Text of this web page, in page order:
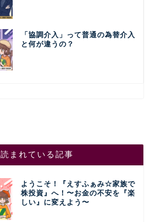
「協調介入」って普通の為替介入
と何が違うの？
読まれている記事
ようこそ！『えすふぁみ☆家族で
株投資』へ！〜お金の不安を『楽
しい』に変えよう〜